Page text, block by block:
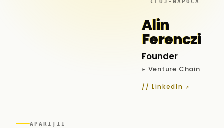
CLUJ-NAPOCA
Alin
Ferenczi
Founder
▸ Venture Chain
// LinkedIn ↗
APARIȚII